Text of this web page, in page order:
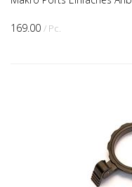
169.00 / Pc.
Vorsatzlinsen mit nur
un...